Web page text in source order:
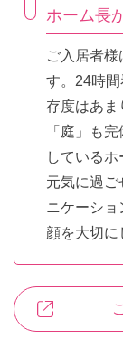
ホーム長
ご入居者様
す。24時
存度はあま
「庭」も
しているホ
元気に過ご
ニケーシ
顔を大切に